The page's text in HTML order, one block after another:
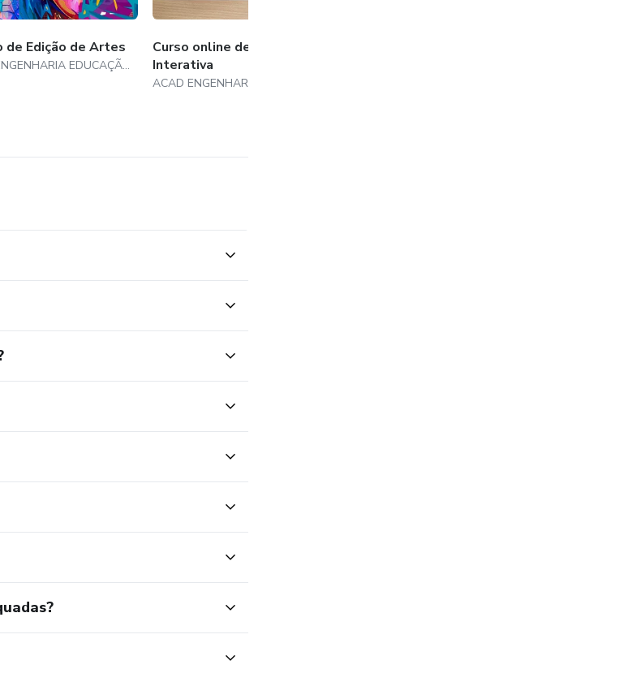
de Edição de Artes
ACAD ENGENHARIA EDUCAÇÃO PROFISSIONAL
Curso online de Digitação
Interativa